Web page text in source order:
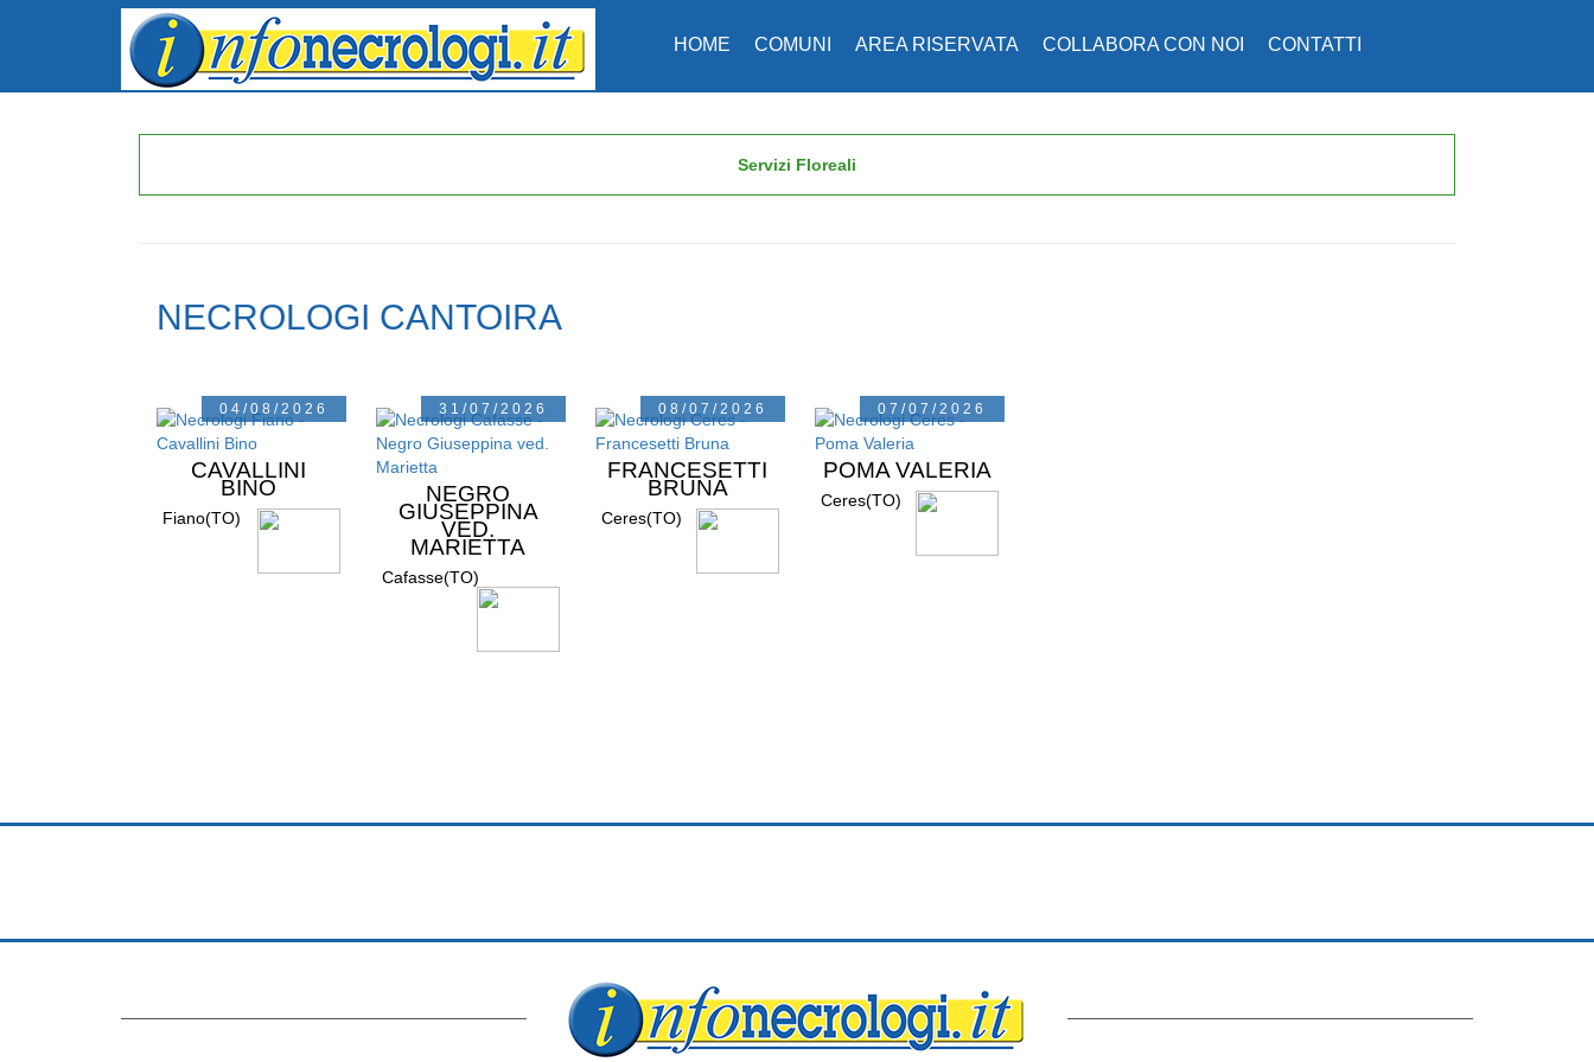
HOME COMUNI AREA RISERVATA COLLABORA CON NOI CONTATTI
Servizi Floreali
NECROLOGI CANTOIRA
04/08/2026
CAVALLINI
BINO
Fiano(TO)
31/07/2026
NEGRO
GIUSEPPINA
VED.
MARIETTA
Cafasse(TO)
08/07/2026
FRANCESETTI
BRUNA
Ceres(TO)
07/07/2026
POMA VALERIA
Ceres(TO)